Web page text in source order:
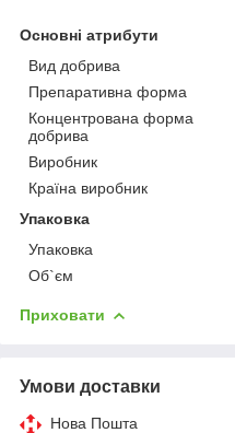
Основні атрибути
Вид добрива
Препаративна форма
Концентрована форма
добрива
Виробник
Країна виробник
Упаковка
Упаковка
Об`єм
Приховати
Умови доставки
Нова Пошта